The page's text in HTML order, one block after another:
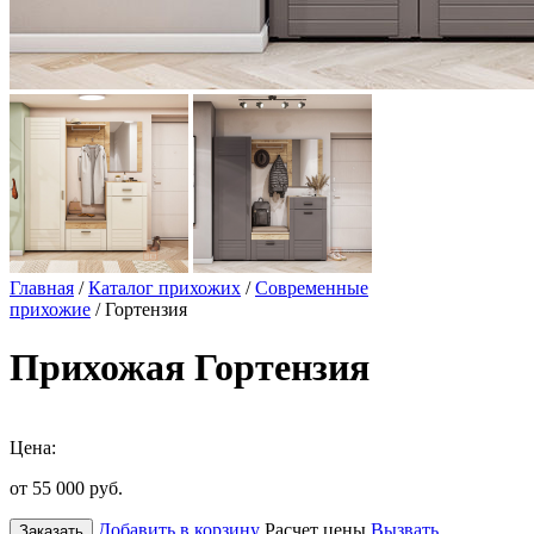
Главная /Каталог прихожих /Современные
прихожие / Гортензия
Прихожая Гортензия
Цена:
от 55 000 руб.
Добавить в корзину Расчет цены Вызвать